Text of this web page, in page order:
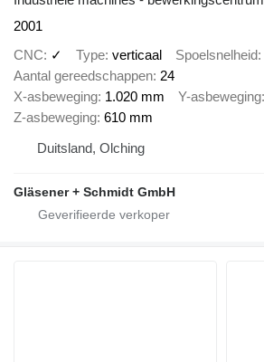
2001
CNC
✓ Type verticaal Spoelsnelheid
Aantal gereedschappen 24
X-asbeweging 1.020 mm Y-asbeweging
Z-asbeweging 610 mm
Duitsland, Olching
Gläsener + Schmidt GmbH